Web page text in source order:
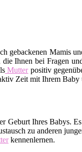
gebackenen Mamis
Ihnen bei Fragen
Mutterpositiv
Zeit mit Ihrem Baby
Geburt Ihres Babys.
zu anderen
kennenlernen.